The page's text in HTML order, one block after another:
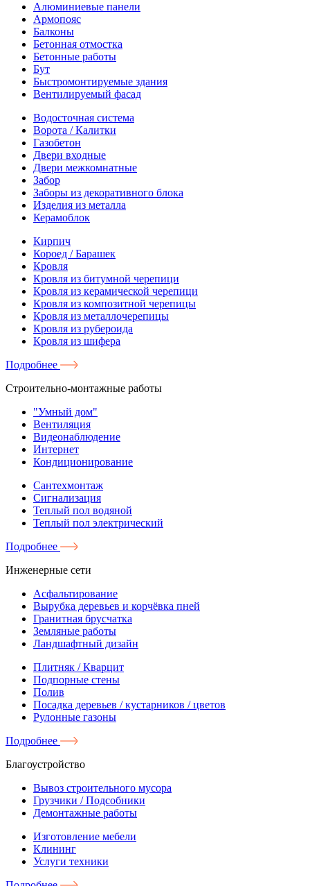
Алюминиевые панели
Армопояс
Балконы
Бетонная отмостка
Бетонные работы
Бут
Быстромонтируемые здания
Вентилируемый фасад
Водосточная система
Ворота / Калитки
Газобетон
Двери входные
Двери межкомнатные
Забор
Заборы из декоративного блока
Изделия из металла
Керамоблок
Кирпич
Короед / Барашек
Кровля
Кровля из битумной черепици
Кровля из керамической черепици
Кровля из композитной черепицы
Кровля из металлочерепицы
Кровля из рубероида
Кровля из шифера
Подробнее
Строительно-монтажные работы
"Умный дом"
Вентиляция
Видеонаблюдение
Интернет
Кондиционирование
Сантехмонтаж
Сигнализация
Теплый пол водяной
Теплый пол электрический
Подробнее
Инженерные сети
Асфальтирование
Вырубка деревьев и корчёвка пней
Гранитная брусчатка
Земляные работы
Ландшафтный дизайн
Плитняк / Кварцит
Подпорные стены
Полив
Посадка деревьев / кустарников / цветов
Рулонные газоны
Подробнее
Благоустройство
Вывоз строительного мусора
Грузчики / Подсобники
Демонтажные работы
Изготовление мебели
Клининг
Услуги техники